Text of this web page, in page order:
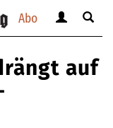
Abo
anzeigen
verbergen
Suche
auf